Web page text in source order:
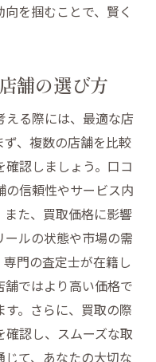
知る
験談
ント
注意点
の最新市場動向
とは
析
を掴むことで、賢く
舗の選び方
える際には、最適な店
、複数の店舗を比較
認しましょう。口コ
の信頼性やサービス内
た、買取価格に影響
ルの状態や市場の需
門の査定士が在籍し
ではより高い価格で
。さらに、買取の際
認し、スムーズな取
て、あなたの大切な